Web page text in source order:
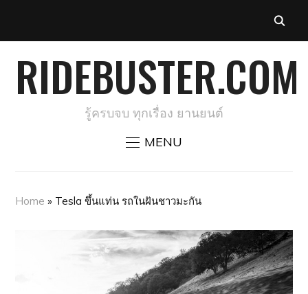
RIDEBUSTER.COM
รู้ครบจบ ทุกเรื่อง ยานยนต์
MENU
Home » Tesla ขึ้นแท่น รถในฝันชาวมะกัน